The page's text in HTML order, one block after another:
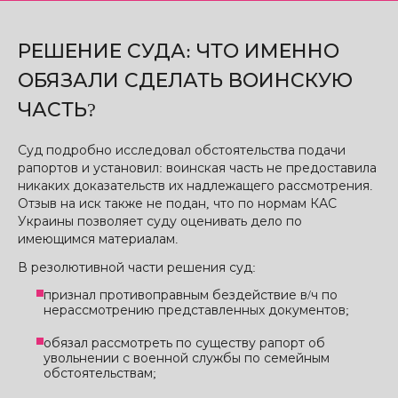
РЕШЕНИЕ СУДА: ЧТО ИМЕННО
ОБЯЗАЛИ СДЕЛАТЬ ВОИНСКУЮ
ЧАСТЬ?
Суд подробно исследовал обстоятельства подачи
рапортов и установил: воинская часть не предоставила
никаких доказательств их надлежащего рассмотрения.
Отзыв на иск также не подан, что по нормам КАС
Украины позволяет суду оценивать дело по
имеющимся материалам.
В резолютивной части решения суд:
признал противоправным бездействие в/ч по
нерассмотрению представленных документов;
обязал рассмотреть по существу рапорт об
увольнении с военной службы по семейным
обстоятельствам;